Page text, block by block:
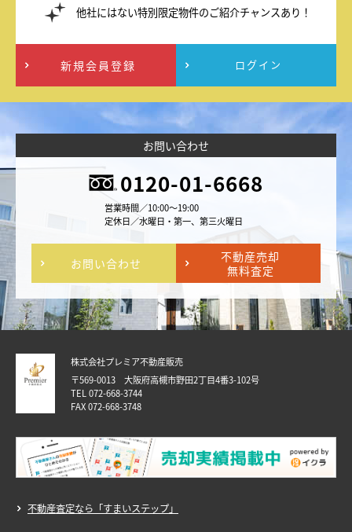
他社にはない特別限定物件のご紹介チャンスあり！
新規会員登録 ログイン
お問い合わせ
0120-01-6668
営業時間／10:00～19:00
定休日／水曜日・第一、第三火曜日
お問い合わせ
不動産売却
無料査定
株式会社プレミア不動産販売
〒569-0013 大阪府高槻市野田2丁目4番3-102号
TEL 072-668-3744
FAX 072-668-3748
不動産査定なら「すまいステップ」